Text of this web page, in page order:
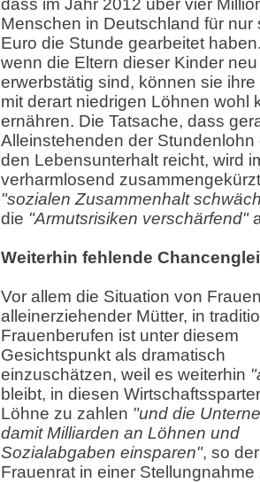
Menschen in Deutschland für nur
Euro die Stunde gearbeitet
wenn die Eltern dieser Kinder neu
erwerbstätig sind, können sie ihre
mit derart niedrigen Löhnen wohl
ernähren. Die Tatsache, dass
Alleinstehenden der Stundenlohn
den Lebensunterhalt reicht, wird
verharmlosend
"sozialen Zusammenhalt
die "Armutsrisiken verschärfend"
Weiterhin fehlende
Vor allem die Situation von
alleinerziehender Mütter, in
Frauenberufen ist unter diesem
Gesichtspunkt als dramatisch
einzuschätzen, weil es weiterhin
bleibt, in diesen
Löhne zu zahlen "und die
damit Milliarden an Löhnen und
Sozialabgaben einsparen", so
Frauenrat in einer Stellungnahme